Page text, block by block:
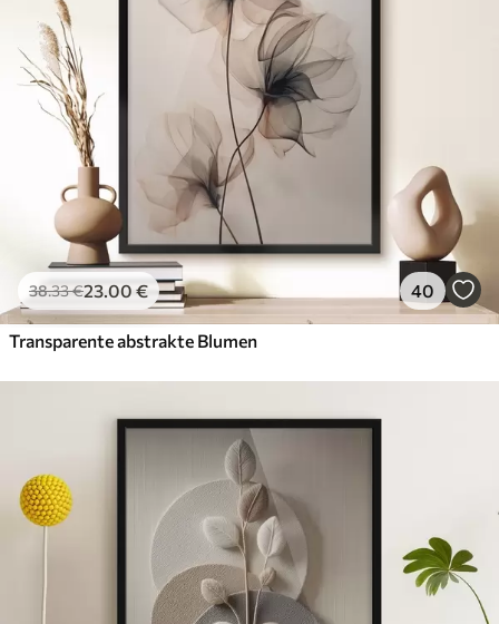
38.33€23.00 € 40
Transparente abstrakte Blumen